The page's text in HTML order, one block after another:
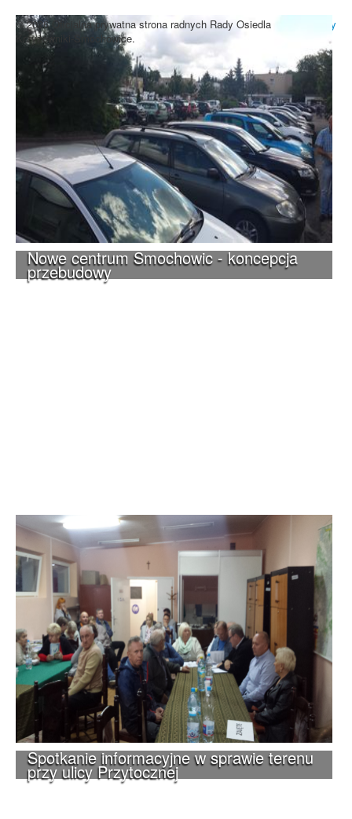
Nowe centrum Smochowic - koncepcja
przebudowy
Spotkanie informacyjne w sprawie terenu
przy ulicy Przytocznej
Do góry
© 2026 Oficjalna prywatna strona radnych Rady Osiedla
Krzyżowniki-Smochowice.